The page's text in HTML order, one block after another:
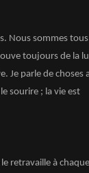
Nous sommes
toujours de la
Je parle de choses
sourire ; la vie est
retravaille à